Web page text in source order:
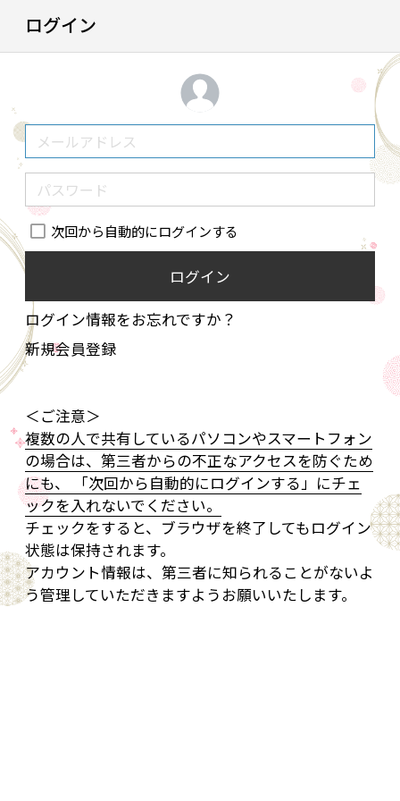
ログイン
次回から自動的にログインする
ログイン
ログイン情報をお忘れですか？
新規会員登録
＜ご注意＞
複数の人で共有しているパソコンやスマートフォン
の場合は、第三者からの不正なアクセスを防ぐため
にも、 「次回から自動的にログインする」にチェ
ックを入れないでください。
チェックをすると、ブラウザを終了してもログイン
状態は保持されます。
アカウント情報は、第三者に知られることがないよ
う管理していただきますようお願いいたします。